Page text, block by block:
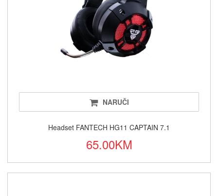
NARUČI
Headset FANTECH HG11 CAPTAIN 7.1
65.00KM